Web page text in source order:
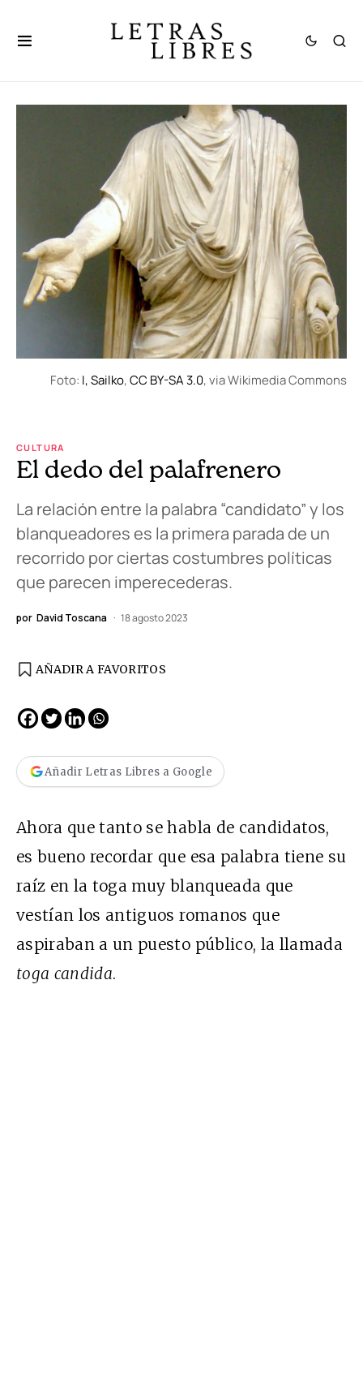
Foto: I, Sailko,CC BY-SA 3.0, via Wikimedia Commons
CULTURA
El dedo del palafrenero
La relación entre la palabra “candidato” y los
blanqueadores es la primera parada de un
recorrido por ciertas costumbres políticas
que parecen imperecederas.
por David Toscana 18 agosto 2023
AÑADIR A FAVORITOS
Añadir Letras Libres a Google
Ahora que tanto se habla de candidatos,
es bueno recordar que esa palabra tiene su
raíz en la toga muy blanqueada que
vestían los antiguos romanos que
aspiraban a un puesto público, la llamada
toga candida.